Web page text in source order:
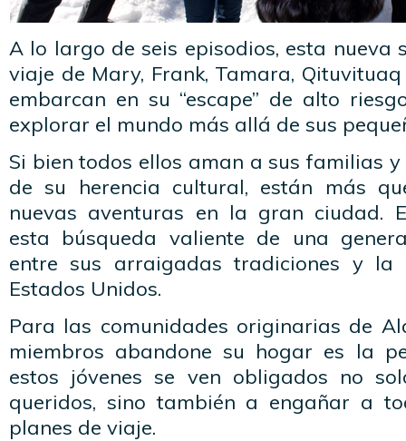
A lo largo de seis episodios, esta nueva
viaje de Mary, Frank, Tamara,
embarcan en su “escape” de alto
explorar el mundo más allá de sus
Si bien todos ellos aman a sus familias
de su herencia cultural, están más
nuevas aventuras en la gran ciudad.
esta búsqueda valiente de una
entre sus arraigadas tradiciones y la
Estados Unidos.
Para las comunidades originarias de
miembros abandone su hogar es la
estos jóvenes se ven obligados no
queridos, sino también a engañar a
planes de viaje.